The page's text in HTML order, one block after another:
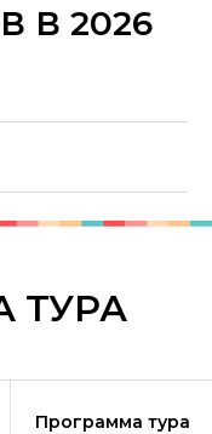
В 2026
ТУРА
Программа тура